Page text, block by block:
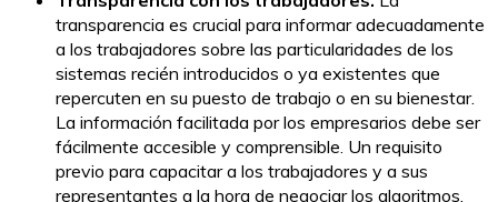
transparencia es crucial para informar adecuadamente
a los trabajadores sobre las particularidades de los
sistemas recién introducidos o ya existentes que
repercuten en su puesto de trabajo o en su bienestar.
La información facilitada por los empresarios debe ser
fácilmente accesible y comprensible. Un requisito
previo para capacitar a los trabajadores y a sus
representantes a la hora de negociar los algoritmos.